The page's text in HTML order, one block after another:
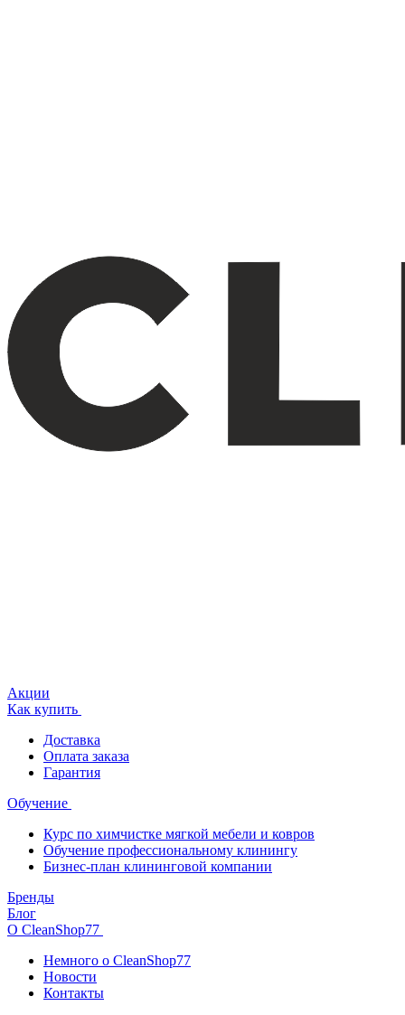
Акции
Как купить
Доставка
Оплата заказа
Гарантия
Обучение
Курс по химчистке мягкой мебели и ковров
Обучение профессиональному клинингу
Бизнес-план клининговой компании
Бренды
Блог
О CleanShop77
Немного о CleanShop77
Новости
Контакты